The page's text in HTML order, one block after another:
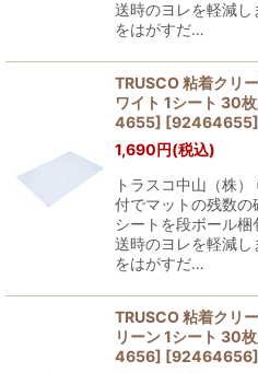
送時のヨレを軽減し
をはがすだ…
TRUSCO 粘着クリ
ワイト 1シート 30
4655] [92464655]
1,690円(税込)
トラスコ中山（株
付でマットの残数
シートを段ボール
送時のヨレを軽減し
をはがすだ…
TRUSCO 粘着クリ
リーン 1シート 30
4656] [92464656]